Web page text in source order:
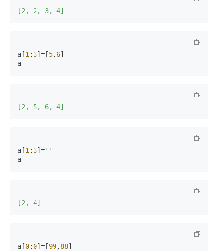
[2, 2, 3, 4]
a[1 : 3]=[5,6]
a
[2, 5, 6, 4]
a[1 : 3]=''
a
[2, 4]
a[0: 0]=[99,88]